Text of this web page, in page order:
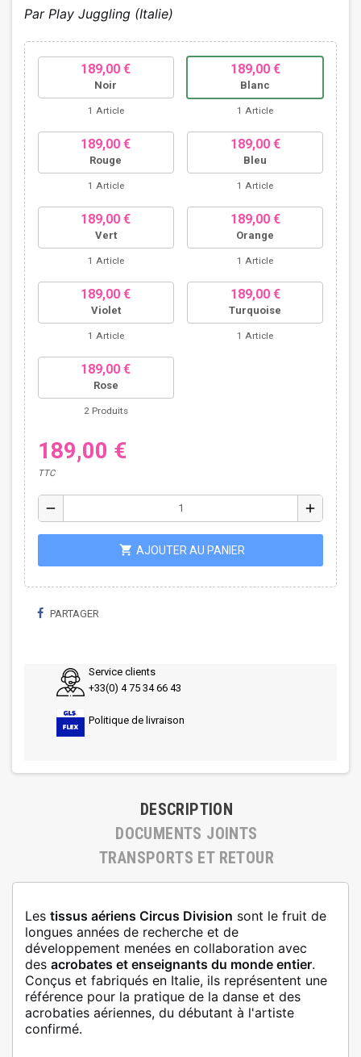
Par Play Juggling (Italie)
189,00 €
Noir
1 Article
189,00 €
Blanc
1 Article
189,00 €
Rouge
1 Article
189,00 €
Bleu
1 Article
189,00 €
Vert
1 Article
189,00 €
Orange
1 Article
189,00 €
Violet
1 Article
189,00 €
Turquoise
1 Article
189,00 €
Rose
2 Produits
189,00 €
TTC
remove add
shopping_cart AJOUTER AU PANIER
PARTAGER
Service clients
+33(0) 4 75 34 66 43
Politique de livraison
DESCRIPTION
DOCUMENTS JOINTS
TRANSPORTS ET RETOUR
Les tissus aériens Circus Division sont le fruit de
longues années de recherche et de
développement menées en collaboration avec
des acrobates et enseignants du monde entier.
Conçus et fabriqués en Italie, ils représentent une
référence pour la pratique de la danse et des
acrobaties aériennes, du débutant à l'artiste
confirmé.